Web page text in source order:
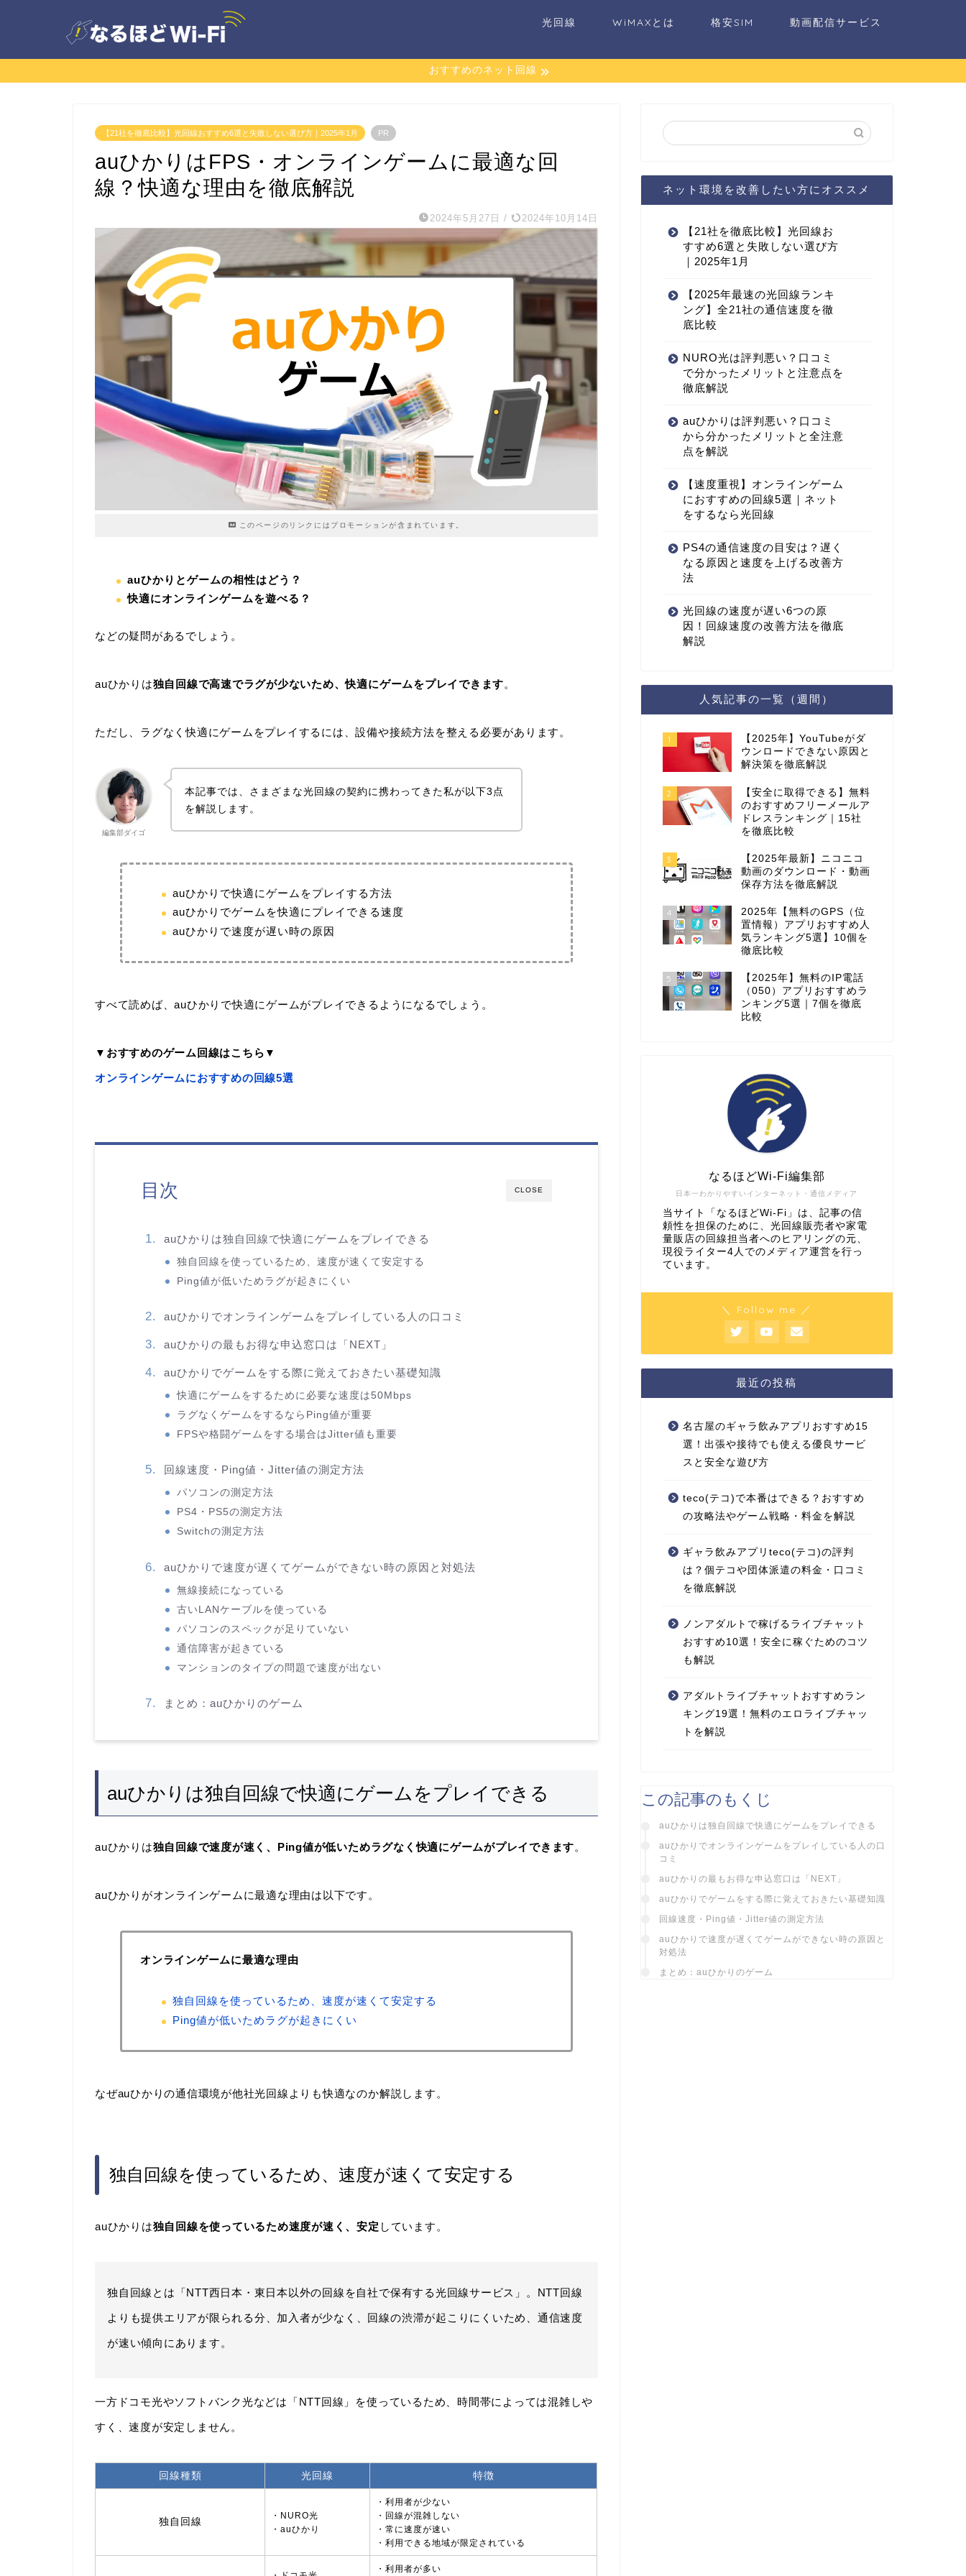
光回線 WiMAXとは 格安SIM 動画配信サービス
おすすめのネット回線
【21社を徹底比較】光回線おすすめ6選と失敗しない選び方｜2025年1月 PR
auひかりはFPS・オンラインゲームに最適な回
線？快適な理由を徹底解説
2024年5月27日 / 2024年10月14日
このページのリンクにはプロモーションが含まれています。
auひかりとゲームの相性はどう？
快適にオンラインゲームを遊べる？
などの疑問があるでしょう。
auひかりは独自回線で高速でラグが少ないため、快適にゲームをプレイできます。
ただし、ラグなく快適にゲームをプレイするには、設備や接続方法を整える必要があります。
編集部ダイゴ
本記事では、さまざまな光回線の契約に携わってきた私が以下3点
を解説します。
auひかりで快適にゲームをプレイする方法
auひかりでゲームを快適にプレイできる速度
auひかりで速度が遅い時の原因
すべて読めば、auひかりで快適にゲームがプレイできるようになるでしょう。
▼おすすめのゲーム回線はこちら▼
オンラインゲームにおすすめの回線5選
CLOSE
目次
auひかりは独自回線で快適にゲームをプレイできる
独自回線を使っているため、速度が速くて安定する
Ping値が低いためラグが起きにくい
auひかりでオンラインゲームをプレイしている人の口コミ
auひかりの最もお得な申込窓口は「NEXT」
auひかりでゲームをする際に覚えておきたい基礎知識
快適にゲームをするために必要な速度は50Mbps
ラグなくゲームをするならPing値が重要
FPSや格闘ゲームをする場合はJitter値も重要
回線速度・Ping値・Jitter値の測定方法
パソコンの測定方法
PS4・PS5の測定方法
Switchの測定方法
auひかりで速度が遅くてゲームができない時の原因と対処法
無線接続になっている
古いLANケーブルを使っている
パソコンのスペックが足りていない
通信障害が起きている
マンションのタイプの問題で速度が出ない
まとめ：auひかりのゲーム
auひかりは独自回線で快適にゲームをプレイできる
auひかりは独自回線で速度が速く、Ping値が低いためラグなく快適にゲームがプレイできます。
auひかりがオンラインゲームに最適な理由は以下です。
オンラインゲームに最適な理由
独自回線を使っているため、速度が速くて安定する
Ping値が低いためラグが起きにくい
なぜauひかりの通信環境が他社光回線よりも快適なのか解説します。
独自回線を使っているため、速度が速くて安定する
auひかりは独自回線を使っているため速度が速く、安定 しています。
独自回線とは「NTT西日本・東日本以外の回線を自社で保有する光回線サービス」。NTT回線
よりも提供エリアが限られる分、加入者が少なく、回線の渋滞が起こりにくいため、通信速度
が速い傾向にあります。
一方ドコモ光やソフトバンク光などは「NTT回線」を使っているため、時間帯によっては混雑しや
すく、速度が安定しません。
回線種類 光回線 特徴
独自回線
・NURO光
・auひかり
・利用者が少ない
・回線が混雑しない
・常に速度が速い
・利用できる地域が限定されている
・利用者が多い
ネット環境を改善したい方にオススメ
【21社を徹底比較】光回線お
すすめ6選と失敗しない選び方
｜2025年1月
【2025年最速の光回線ランキ
ング】全21社の通信速度を徹
底比較
NURO光は評判悪い？口コミ
で分かったメリットと注意点を
徹底解説
auひかりは評判悪い？口コミ
から分かったメリットと全注意
点を解説
【速度重視】オンラインゲーム
におすすめの回線5選｜ネット
をするなら光回線
PS4の通信速度の目安は？遅く
なる原因と速度を上げる改善方
法
光回線の速度が遅い6つの原
因！回線速度の改善方法を徹底
解説
人気記事の一覧（週間）
1
【2025年】YouTubeがダ
ウンロードできない原因と
解決策を徹底解説
2
【安全に取得できる】無料
のおすすめフリーメールア
ドレスランキング｜15社
を徹底比較
3
【2025年最新】ニコニコ
動画のダウンロード・動画
保存方法を徹底解説
4
2025年【無料のGPS（位
置情報）アプリおすすめ人
気ランキング5選】10個を
徹底比較
5
【2025年】無料のIP電話
（050）アプリおすすめラ
ンキング5選｜7個を徹底
比較
日本一わかりやすいインターネット・通信メディア
なるほどWi-Fi編集部
当サイト「なるほどWi-Fi」は、記事の信
頼性を担保のために、光回線販売者や家電
量販店の回線担当者へのヒアリングの元、
現役ライター4人でのメディア運営を行っ
ています。
＼ Follow me ／
最近の投稿
名古屋のギャラ飲みアプリおすすめ15
選！出張や接待でも使える優良サービ
スと安全な遊び方
teco(テコ)で本番はできる？おすすめ
の攻略法やゲーム戦略・料金を解説
ギャラ飲みアプリteco(テコ)の評判
は？個テコや団体派遣の料金・口コミ
を徹底解説
ノンアダルトで稼げるライブチャット
おすすめ10選！安全に稼ぐためのコツ
も解説
アダルトライブチャットおすすめラン
キング19選！無料のエロライブチャッ
トを解説
この記事のもくじ
auひかりは独自回線で快適にゲームをプレイできる
auひかりでオンラインゲームをプレイしている人の口
コミ
auひかりの最もお得な申込窓口は「NEXT」
auひかりでゲームをする際に覚えておきたい基礎知識
回線速度・Ping値・Jitter値の測定方法
auひかりで速度が遅くてゲームができない時の原因と
対処法
まとめ：auひかりのゲーム